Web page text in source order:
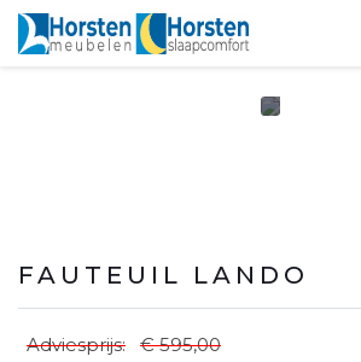
FAUTEUIL LANDO
Adviesprijs:
€ 595,00